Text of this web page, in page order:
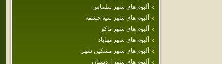
آلبوم های شهر سلماس
آلبوم های شهر سيه چشمه
آلبوم های شهر ماكو
آلبوم های شهر مهاباد
آلبوم های شهر مشكين شهر
آلبوم های شهر اردستان